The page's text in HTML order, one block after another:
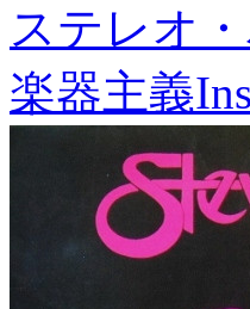
ステレオ
楽器主義